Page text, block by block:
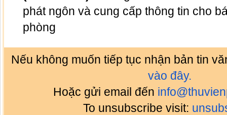
phát ngôn và cung cấp thông tin cho
phòng
Nếu không muốn tiếp tục nhận bản tin
vào đây.
Hoặc gửi email đến
To unsubscribe visit: